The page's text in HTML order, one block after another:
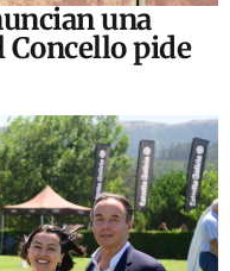
una
Concello pide